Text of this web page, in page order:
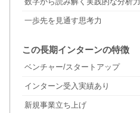
一歩先を見通す思考力
この長期インターンの特徴
ベンチャー/スタートアップ
インターン受入実績あり
新規事業立ち上げ